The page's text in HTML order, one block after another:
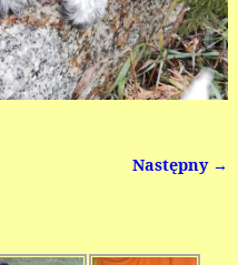
Następny →